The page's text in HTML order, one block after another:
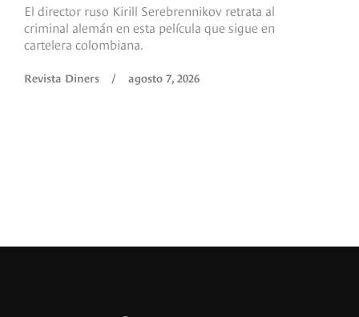
El director ruso Kirill Serebrennikov retrata al
criminal alemán en esta película que sigue en
cartelera colombiana.
Revista Diners / agosto 7, 2026